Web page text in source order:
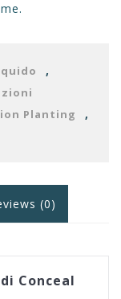
,
Planting ,
(0)
Conceal